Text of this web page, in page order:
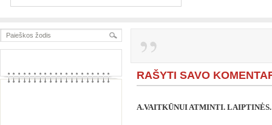
RAŠYTI SAVO
A.VAITKŪNUI ATMINTI. LAIPTINĖS.